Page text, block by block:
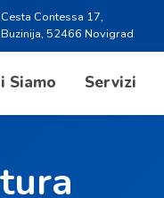
Cesta Contessa 17,
Buzinija, 52466 Novigrad
Siamo Servizi